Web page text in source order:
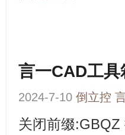
言一CAD工
2024-7-10 倒立控
关闭前缀